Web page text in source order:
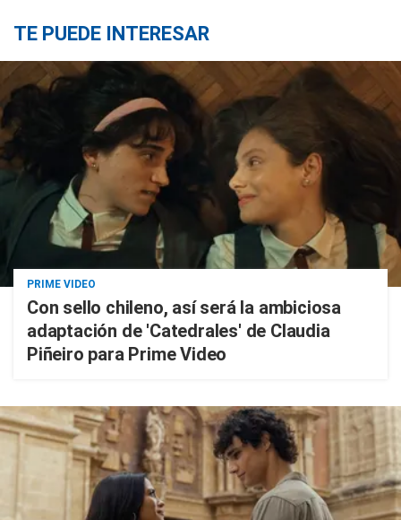
TE PUEDE INTERESAR
PRIME VIDEO
Con sello chileno, así será la ambiciosa
adaptación de 'Catedrales' de Claudia
Piñeiro para Prime Video